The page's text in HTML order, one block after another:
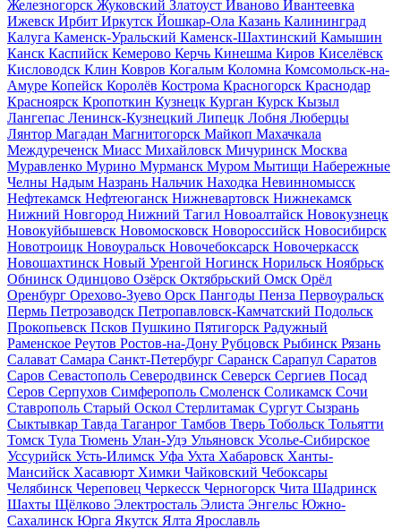
Железногорск Жуковский Златоуст Иваново Ивантеевка
Ижевск Ирбит Иркутск Йошкар-Ола Казань Калининград
Калуга Каменск-Уральский Каменск-Шахтинский Камышин
Канск Каспийск Кемерово Керчь Кинешма Киров Киселёвск
Кисловодск Клин Ковров Когалым Коломна Комсомольск-на-
Амуре Копейск Королёв Кострома Красногорск Краснодар
Красноярск Кропоткин Кузнецк Курган Курск Кызыл
Лангепас Ленинск-Кузнецкий Липецк Лобня Люберцы
Лянтор Магадан Магнитогорск Майкоп Махачкала
Междуреченск Миасс Михайловск Мичуринск Москва
Муравленко Мурино Мурманск Муром Мытищи Набережные
Челны Надым Назрань Нальчик Находка Невинномысск
Нефтекамск Нефтеюганск Нижневартовск Нижнекамск
Нижний Новгород Нижний Тагил Новоалтайск Новокузнецк
Новокуйбышевск Новомосковск Новороссийск Новосибирск
Новотроицк Новоуральск Новочебоксарск Новочеркасск
Новошахтинск Новый Уренгой Ногинск Норильск Ноябрьск
Обнинск Одинцово Озёрск Октябрьский Омск Орёл
Оренбург Орехово-Зуево Орск Пангоды Пенза Первоуральск
Пермь Петрозаводск Петропавловск-Камчатский Подольск
Прокопьевск Псков Пушкино Пятигорск Радужный
Раменское Реутов Ростов-на-Дону Рубцовск Рыбинск Рязань
Салават Самара Санкт-Петербург Саранск Сарапул Саратов
Саров Севастополь Северодвинск Северск Сергиев Посад
Серов Серпухов Симферополь Смоленск Соликамск Сочи
Ставрополь Старый Оскол Стерлитамак Сургут Сызрань
Сыктывкар Тавда Таганрог Тамбов Тверь Тобольск Тольятти
Томск Тула Тюмень Улан-Удэ Ульяновск Усолье-Сибирское
Уссурийск Усть-Илимск Уфа Ухта Хабаровск Ханты-
Мансийск Хасавюрт Химки Чайковский Чебоксары
Челябинск Череповец Черкесск Черногорск Чита Шадринск
Шахты Щёлково Электросталь Элиста Энгельс Южно-
Сахалинск Юрга Якутск Ялта Ярославль